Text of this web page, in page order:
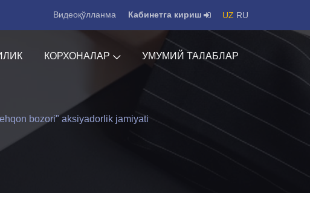
Видеоқўлланма Кабинетга кириш UZ RU
КОРХОНАЛАР УМУМИЙ ТАЛАБЛАР
bozori" aksiyadorlik jamiyati